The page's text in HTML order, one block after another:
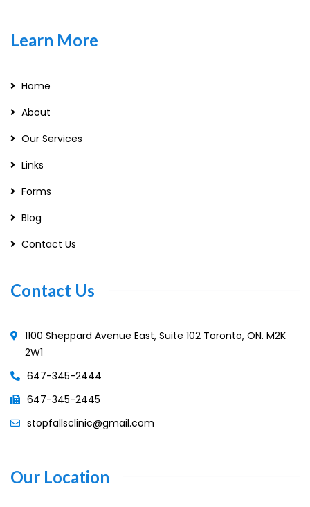
Learn More
Home
About
Our Services
Links
Forms
Blog
Contact Us
Contact Us
1100 Sheppard Avenue East, Suite 102 Toronto, ON. M2K
2W1
647-345-2444
647-345-2445
stopfallsclinic@gmail.com
Our Location